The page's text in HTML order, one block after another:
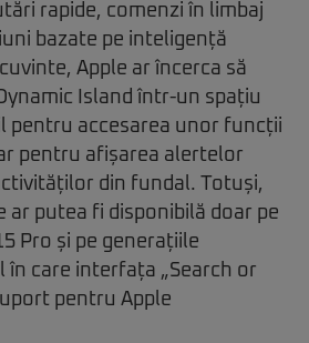
rapide, comenzi în limbaj
bazate pe inteligență
Apple ar încerca să
Island într-un spațiu
pentru accesarea unor funcții
pentru afișarea alertelor
din fundal. Totuși,
ar putea fi disponibilă doar pe
Pro și pe generațiile
în care interfața „Search or
pentru Apple